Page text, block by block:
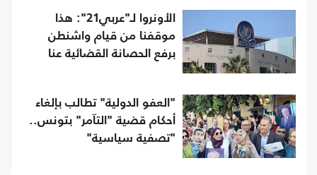
الأونروا لـ"عربي21": هذا
موقفنا من قيام واشنطن
برفع الحصانة القضائية عنا
"العفو الدولية" تطالب بإلغاء
أحكام قضية "التآمر" بتونس..
"تصفية سياسية"